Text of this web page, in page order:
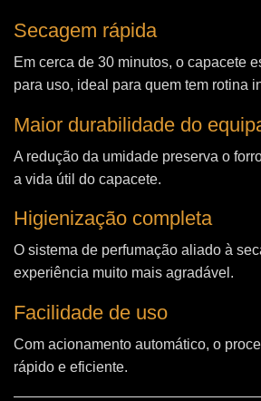
Secagem rápida
Em cerca de 30 minutos, o capacete
para uso, ideal para quem tem rotina
Maior durabilidade do
A redução da umidade preserva o
a vida útil do capacete.
Higienização completa
O sistema de perfumação aliado à
experiência muito mais agradável.
Facilidade de uso
Com acionamento automático, o
rápido e eficiente.